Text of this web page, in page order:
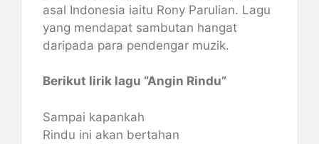
asal Indonesia iaitu Rony Parulian. Lagu
yang mendapat sambutan hangat
daripada para pendengar muzik.
Berikut lirik lagu “Angin Rindu”
Sampai kapankah
Rindu ini akan bertahan